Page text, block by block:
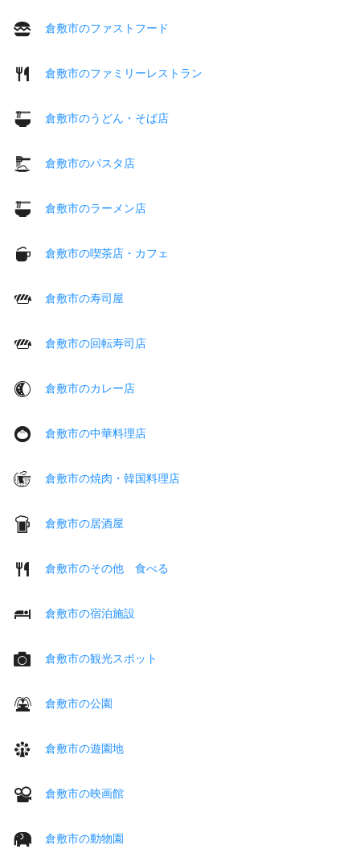
倉敷市のファストフード
倉敷市のファミリーレストラン
倉敷市のうどん・そば店
倉敷市のパスタ店
倉敷市のラーメン店
倉敷市の喫茶店・カフェ
倉敷市の寿司屋
倉敷市の回転寿司店
倉敷市のカレー店
倉敷市の中華料理店
倉敷市の焼肉・韓国料理店
倉敷市の居酒屋
倉敷市のその他 食べる
倉敷市の宿泊施設
倉敷市の観光スポット
倉敷市の公園
倉敷市の遊園地
倉敷市の映画館
倉敷市の動物園